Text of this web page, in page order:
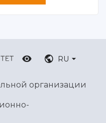
RU
организации